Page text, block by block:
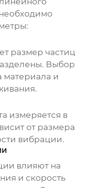
размер частиц
Выбор
материала и
измеряется в
от размера
вибрации.
влияют на
и скорость